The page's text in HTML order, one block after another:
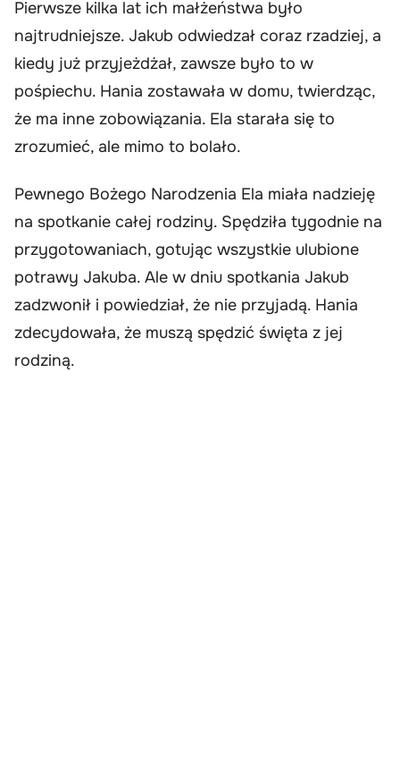
Pierwsze kilka lat ich małżeństwa było
najtrudniejsze. Jakub odwiedzał coraz rzadziej, a
kiedy już przyjeżdżał, zawsze było to w
pośpiechu. Hania zostawała w domu, twierdząc,
że ma inne zobowiązania. Ela starała się to
zrozumieć, ale mimo to bolało.
Pewnego Bożego Narodzenia Ela miała nadzieję
na spotkanie całej rodziny. Spędziła tygodnie na
przygotowaniach, gotując wszystkie ulubione
potrawy Jakuba. Ale w dniu spotkania Jakub
zadzwonił i powiedział, że nie przyjadą. Hania
zdecydowała, że muszą spędzić święta z jej
rodziną.